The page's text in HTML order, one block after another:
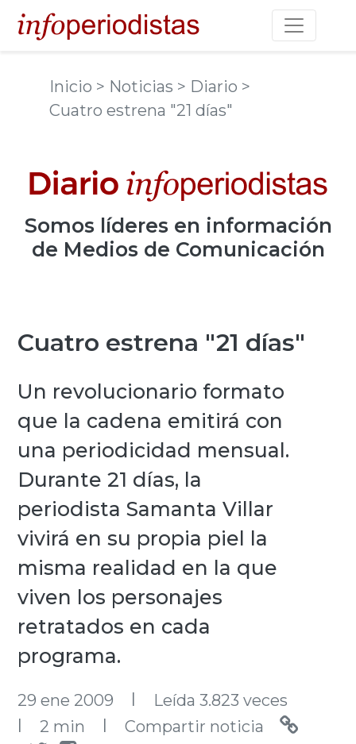
Toggle
Inicio > Noticias > Diario >
Cuatro estrena "21 días"
Somos líderes en información
de Medios de Comunicación
Cuatro estrena "21 días"
Un revolucionario formato
que la cadena emitirá con
una periodicidad mensual.
Durante 21 días, la
periodista Samanta Villar
vivirá en su propia piel la
misma realidad en la que
viven los personajes
retratados en cada
programa.
29 ene 2009 l Leída 3.823 veces
l 2 min l Compartir noticia